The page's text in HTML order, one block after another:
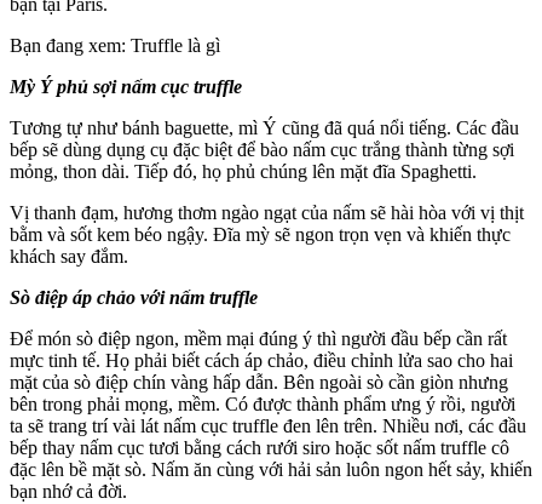
bạn tại Paris.
Bạn đang xem: Truffle là gì
Mỳ Ý phủ sợi nấm cục truffle
Tương tự như bánh baguette, mì Ý cũng đã quá nổi tiếng. Các đầu
bếp sẽ dùng dụng cụ đặc biệt để bào nấm cục trắng thành từng sợi
mỏng, thon dài. Tiếp đó, họ phủ chúng lên mặt đĩa Spaghetti.
Vị thanh đạm, hương thơm ngào ngạt của nấm sẽ hài hòa với vị thịt
bằm và sốt kem béo ngậy. Đĩa mỳ sẽ ngon trọn vẹn và khiến thực
khách say đắm.
Sò điệp áp chảo với nấm truffle
Để món sò điệp ngon, mềm mại đúng ý thì người đầu bếp cần rất
mực tinh tế. Họ phải biết cách áp chảo, điều chỉnh lửa sao cho hai
mặt của sò điệp chín vàng hấp dẫn. Bên ngoài sò cần giòn nhưng
bên trong phải mọng, mềm. Có được thành phẩm ưng ý rồi, người
ta sẽ trang trí vài lát nấm cục truffle đen lên trên. Nhiều nơi, các đầu
bếp thay nấm cục tươi bằng cách rưới siro hoặc sốt nấm truffle cô
đặc lên bề mặt sò. Nấm ăn cùng với hải sản luôn ngon hết sảy, khiến
bạn nhớ cả đời.